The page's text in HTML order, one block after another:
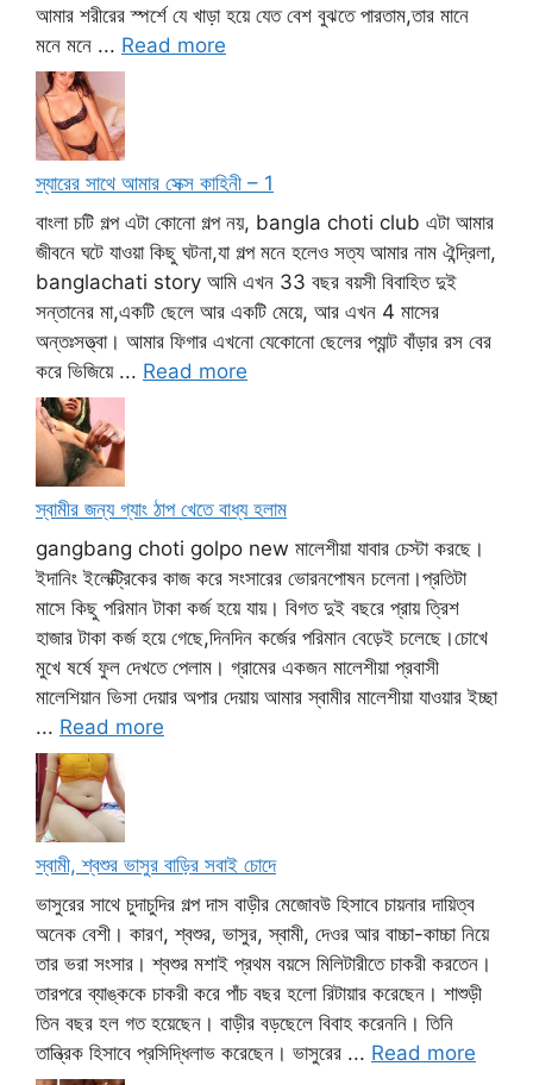
আমার শরীরের স্পর্শে যে খাড়া হয়ে যেত বেশ বুঝতে পারতাম,তার মানে
মনে মনে ... Read more
স্যারের সাথে আমার সেক্স কাহিনী – 1
বাংলা চটি গল্প এটা কোনো গল্প নয়, bangla choti club এটা আমার
জীবনে ঘটে যাওয়া কিছু ঘটনা,যা গল্প মনে হলেও সত্য আমার নাম ঐন্দ্রিলা,
banglachati story আমি এখন 33 বছর বয়সী বিবাহিত দুই
সন্তানের মা,একটি ছেলে আর একটি মেয়ে, আর এখন 4 মাসের
অন্তঃসত্ত্বা। আমার ফিগার এখনো যেকোনো ছেলের প্যান্ট বাঁড়ার রস বের
করে ভিজিয়ে ... Read more
স্বামীর জন্য গ্যাং ঠাপ খেতে বাধ্য হলাম
gangbang choti golpo new মালেশীয়া যাবার চেস্টা করছে।
ইদানিং ইলেক্ট্রিকের কাজ করে সংসারের ভোরনপোষন চলেনা।প্রতিটা
মাসে কিছু পরিমান টাকা কর্জ হয়ে যায়। বিগত দুই বছরে প্রায় ত্রিশ
হাজার টাকা কর্জ হয়ে গেছে,দিনদিন কর্জের পরিমান বেড়েই চলেছে।চোখে
মুখে ষর্ষে ফুল দেখতে পেলাম। গ্রামের একজন মালেশীয়া প্রবাসী
মালেশিয়ান ভিসা দেয়ার অপার দেয়ায় আমার স্বামীর মালেশীয়া যাওয়ার ইচ্ছা
... Read more
স্বামী, শ্বশুর ভাসুর বাড়ির সবাই চোদে
ভাসুরের সাথে চুদাচুদির গল্প দাস বাড়ীর মেজোবউ হিসাবে চায়নার দায়িত্ব
অনেক বেশী। কারণ, শ্বশুর, ভাসুর, স্বামী, দেওর আর বাচ্চা-কাচ্চা নিয়ে
তার ভরা সংসার। শ্বশুর মশাই প্রথম বয়সে মিলিটারীতে চাকরী করতেন।
তারপরে ব্যাঙ্ককে চাকরী করে পাঁচ বছর হলো রিটায়ার করেছেন। শাশুড়ী
তিন বছর হল গত হয়েছেন। বাড়ীর বড়ছেলে বিবাহ করেননি। তিনি
তান্ত্রিক হিসাবে প্রসিদ্ধিলাভ করেছেন। ভাসুরের ... Read more